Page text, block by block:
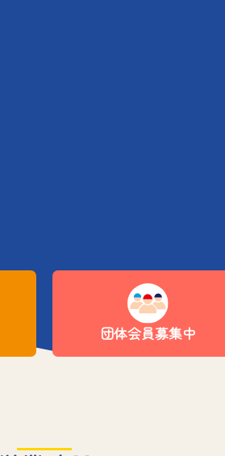
団体会員募集中